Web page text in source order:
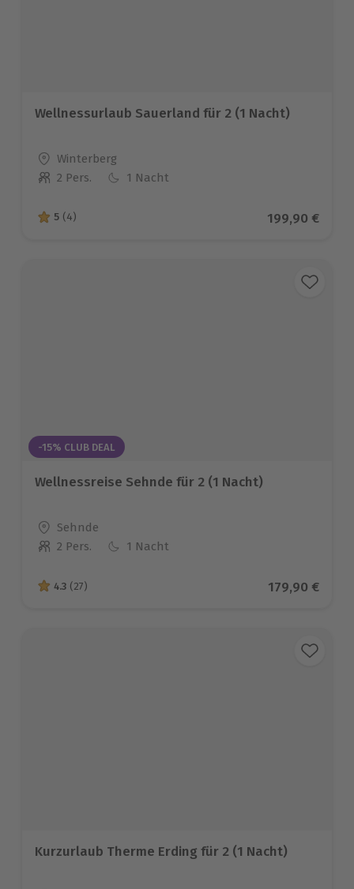
Wellnessurlaub Sauerland für 2 (1 Nacht)
Standort
Winterberg
Anzahl der Teilnehmer
2 Pers. 1 Nacht
5 von 5 Sternen basierend auf 4 Bewertungen
5 (4) Aktueller
199,90 €
-15% CLUB DEAL
Wellnessreise Sehnde für 2 (1 Nacht)
Standort
Sehnde
Anzahl der Teilnehmer
2 Pers. 1 Nacht
4.3 von 5 Sternen basierend auf 27 Bewertungen
4.3 (27) Aktueller
179,90 €
Kurzurlaub Therme Erding für 2 (1 Nacht)